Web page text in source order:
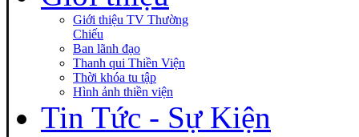
Giới thiệu TV Thường
Chiếu
Ban lãnh đạo
Thanh qui Thiền Viện
Thời khóa tu tập
Hình ảnh thiền viện
Tin Tức - Sự Kiện